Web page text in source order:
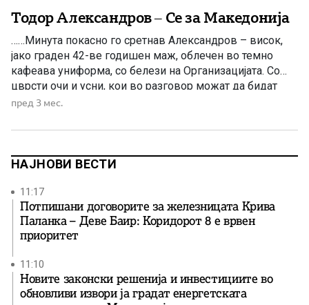
Тодор Александров – Се за Македонија
……Минута покасно го сретнав Александров – висок,
јако граден 42-ве годишен маж, облечен во темно
кафеава униформа, со белези на Организацијата. Со
цврсти очи и усни, кои во разговор можат да бидат
весели, но во одмор се многу строги, полна воена
потпрена на ѕидот и Александров […]
пред 3 мес.
НАЈНОВИ ВЕСТИ
11:17
Потпишани договорите за железницата Крива
Паланка – Деве Баир: Коридорот 8 е врвен
приоритет
11:10
Новите законски решенија и инвестициите во
обновливи извори ја градат енергетската